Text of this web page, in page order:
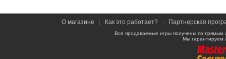
О магазине Как это работает? Партнерская
Все продаваемые игры получены по
Мы гарантируем